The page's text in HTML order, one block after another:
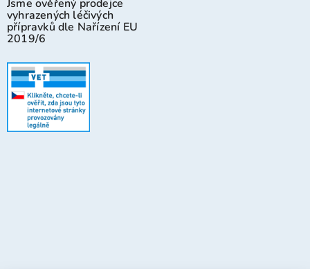
Jsme ověřený prodejce
vyhrazených léčivých
přípravků dle Nařízení EU
2019/6